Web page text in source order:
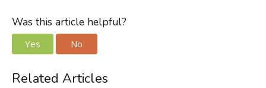
Was this article helpful?
Yes No
Related Articles